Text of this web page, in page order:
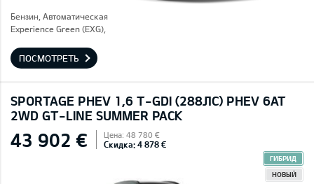
Бензин, Автоматическая
Experience Green (EXG),
ПОСМОТРЕТЬ
SPORTAGE PHEV 1,6 T-GDI (288ЛС) PHEV 6AT
2WD GT-LINE SUMMER PACK
43 902 € Цена: 48 780 €
Скидка: 4 878 €
ГИБРИД
НОВЫЙ